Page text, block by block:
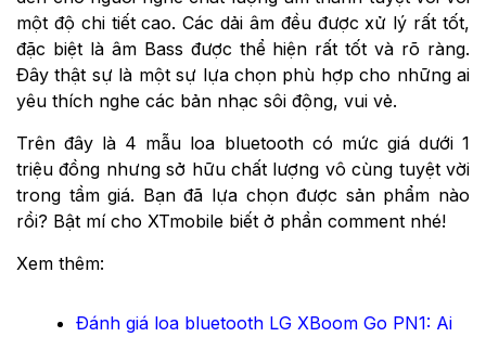
một độ chi tiết cao. Các dải âm đều được xử lý rất tốt,
đặc biệt là âm Bass được thể hiện rất tốt và rõ ràng.
Đây thật sự là một sự lựa chọn phù hợp cho những ai
yêu thích nghe các bản nhạc sôi động, vui vẻ.
Trên đây là 4 mẫu loa bluetooth có mức giá dưới 1
triệu đồng nhưng sở hữu chất lượng vô cùng tuyệt vời
trong tầm giá. Bạn đã lựa chọn được sản phẩm nào
rồi? Bật mí cho XTmobile biết ở phần comment nhé!
Xem thêm:
Đánh giá loa bluetooth LG XBoom Go PN1: Ai